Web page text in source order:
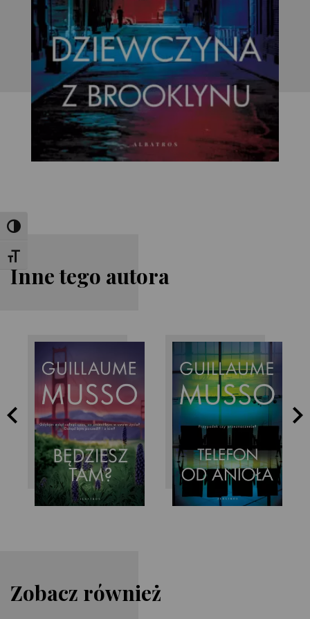
Toggle High Contrast
Toggle Font size
Inne tego autora
Guillaume Musso Guillaume Musso
Zobacz również